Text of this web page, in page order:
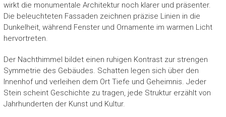
wirkt die monumentale Architektur noch klarer und präsenter.
Die beleuchteten Fassaden zeichnen präzise Linien in die
Dunkelheit, während Fenster und Ornamente im warmen Licht
hervortreten.
Der Nachthimmel bildet einen ruhigen Kontrast zur strengen
Symmetrie des Gebäudes. Schatten legen sich über den
Innenhof und verleihen dem Ort Tiefe und Geheimnis. Jeder
Stein scheint Geschichte zu tragen, jede Struktur erzählt von
Jahrhunderten der Kunst und Kultur.